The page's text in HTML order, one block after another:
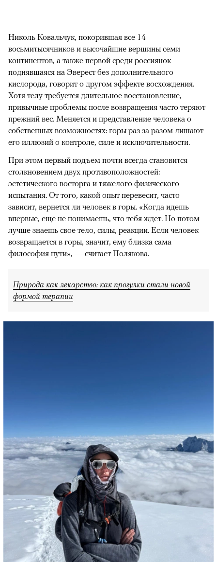
Николь Ковальчук, покорившая все 14
восьмитысячников и высочайшие вершины семи
континентов, а также первой среди россиянок
поднявшаяся на Эверест без дополнительного
кислорода, говорит о другом эффекте восхождения.
Хотя телу требуется длительное восстановление,
привычные проблемы после возвращения часто теряют
прежний вес. Меняется и представление человека о
собственных возможностях: горы раз за разом лишают
его иллюзий о контроле, силе и исключительности.
При этом первый подъем почти всегда становится
столкновением двух противоположностей:
эстетического восторга и тяжелого физического
испытания. От того, какой опыт перевесит, часто
зависит, вернется ли человек в горы. «Когда идешь
впервые, еще не понимаешь, что тебя ждет. Но потом
лучше знаешь свое тело, силы, реакции. Если человек
возвращается в горы, значит, ему близка сама
философия пути», — считает Полякова.
Природа как лекарство: как прогулки стали новой
формой терапии